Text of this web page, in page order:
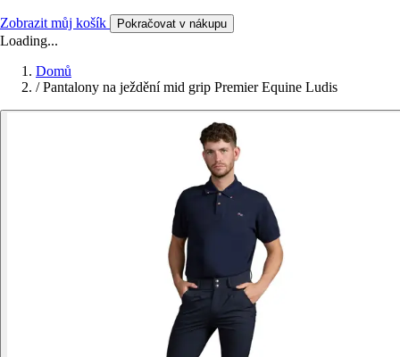
Zobrazit můj košík Pokračovat v nákupu
Loading...
Domů
/ Pantalony na ježdění mid grip Premier Equine Ludis